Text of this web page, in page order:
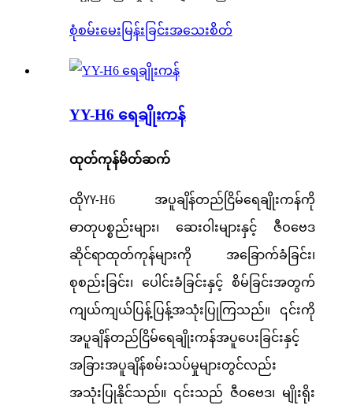
စုံစမ်းမေးမြန်းခြင်းအသေးစိတ်
YY-H6 ရေချိုးကန်
ထုတ်ကုန်မိတ်ဆက်
ထိုYY-H6 အပူချိန်တည်ငြိမ်ရေချိုးကန်ကို
ဓာတုပစ္စည်းများ၊ ဆေးဝါးများနှင့် ဇီဝဗေဒ
ဆိုင်ရာထုတ်ကုန်များကို အခြောက်ခံခြင်း၊
စုစည်းခြင်း၊ ပေါင်းခံခြင်းနှင့် စိမ်ခြင်းအတွက်
ကျယ်ကျယ်ပြန့်ပြန့်အသုံးပြုကြသည်။ ၎င်းကို
အပူချိန်တည်ငြိမ်ရေချိုးကန်အပူပေးခြင်းနှင့်
အခြားအပူချိန်စမ်းသပ်မှုများတွင်လည်း
အသုံးပြုနိုင်သည်။ ၎င်းသည် ဇီဝဗေဒ၊ မျိုးရိုး